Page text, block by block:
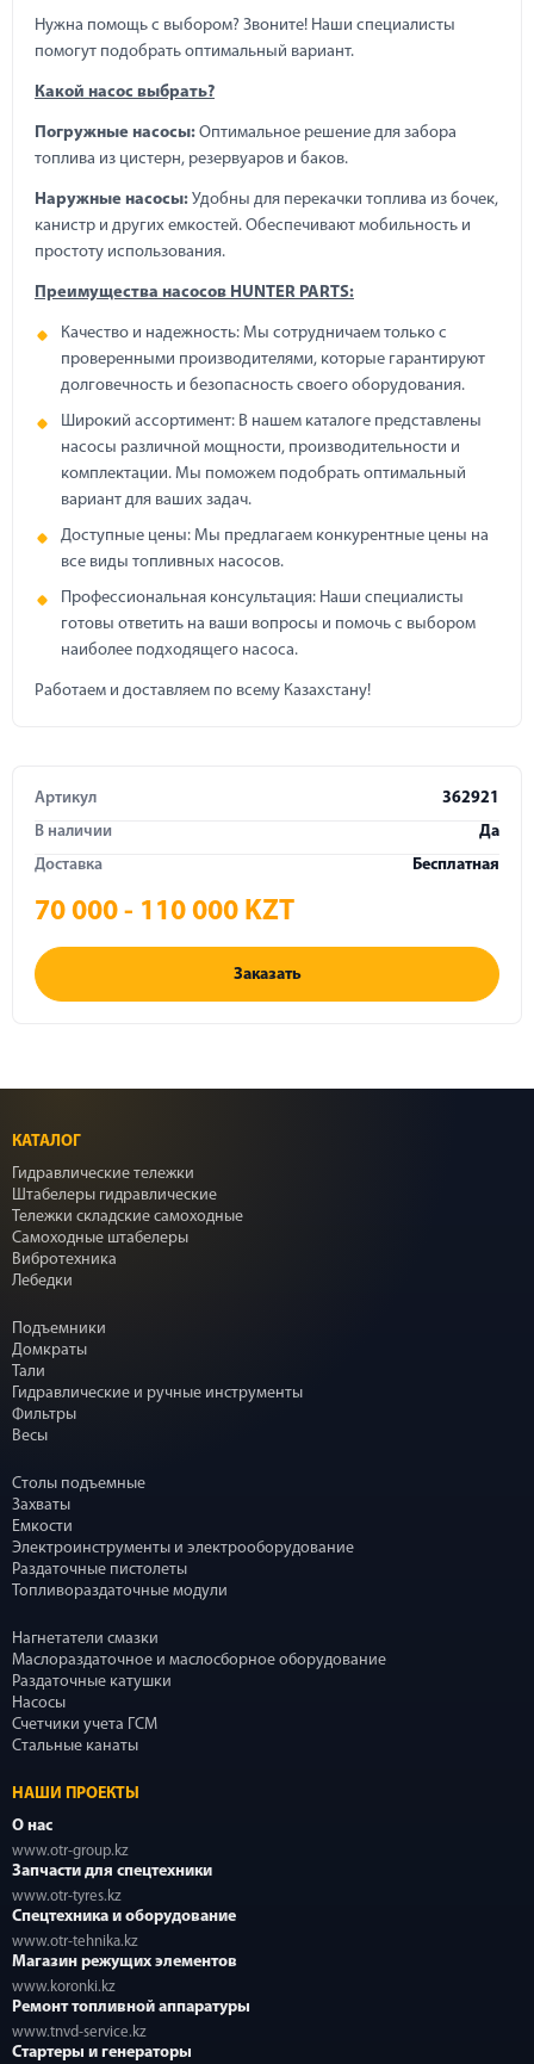
Нужна помощь с выбором? Звоните! Наши специалисты
помогут подобрать оптимальный вариант.
Какой насос выбрать?
Погружные насосы: Оптимальное решение для забора
топлива из цистерн, резервуаров и баков.
Наружные насосы: Удобны для перекачки топлива из бочек,
канистр и других емкостей. Обеспечивают мобильность и
простоту использования.
Преимущества насосов HUNTER PARTS:
Качество и надежность: Мы сотрудничаем только с
проверенными производителями, которые гарантируют
долговечность и безопасность своего оборудования.
Широкий ассортимент: В нашем каталоге представлены
насосы различной мощности, производительности и
комплектации. Мы поможем подобрать оптимальный
вариант для ваших задач.
Доступные цены: Мы предлагаем конкурентные цены на
все виды топливных насосов.
Профессиональная консультация: Наши специалисты
готовы ответить на ваши вопросы и помочь с выбором
наиболее подходящего насоса.
Работаем и доставляем по всему Казахстану!
Артикул
362921
В наличии
Да
Доставка
Бесплатная
70 000 - 110 000 KZT
Заказать
КАТАЛОГ
Гидравлические тележки
Штабелеры гидравлические
Тележки складские самоходные
Самоходные штабелеры
Вибротехника
Лебедки
Подъемники
Домкраты
Тали
Гидравлические и ручные инструменты
Фильтры
Весы
Столы подъемные
Захваты
Емкости
Электроинструменты и электрооборудование
Раздаточные пистолеты
Топливораздаточные модули
Нагнетатели смазки
Маслораздаточное и маслосборное оборудование
Раздаточные катушки
Насосы
Счетчики учета ГСМ
Стальные канаты
НАШИ ПРОЕКТЫ
О нас
www.otr-group.kz
Запчасти для спецтехники
www.otr-tyres.kz
Спецтехника и оборудование
www.otr-tehnika.kz
Магазин режущих элементов
www.koronki.kz
Ремонт топливной аппаратуры
www.tnvd-service.kz
Стартеры и генераторы